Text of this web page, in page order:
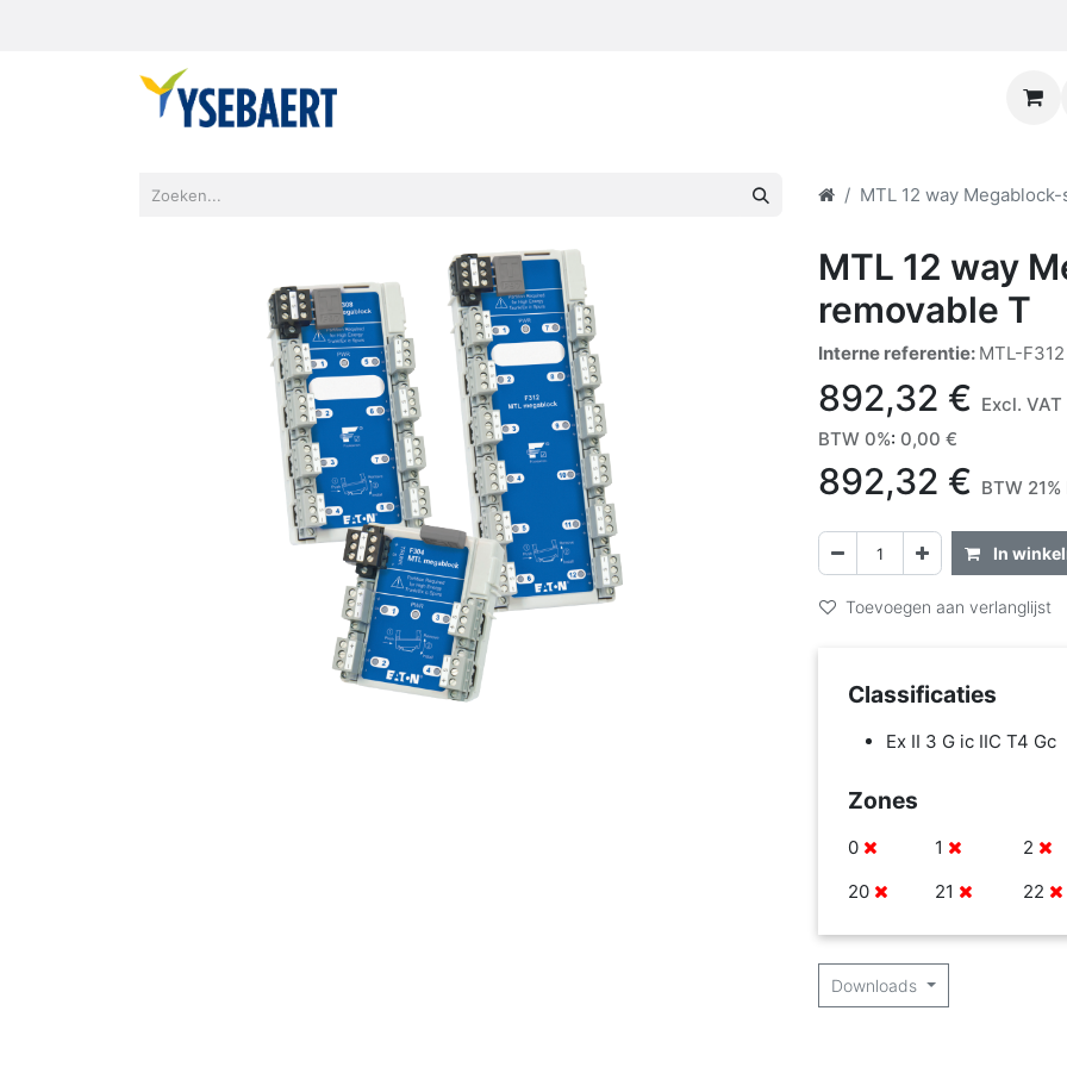
MTL 12 way
MTL 12 way
removable T
Interne referentie: MTL-F312
892,32 € Excl. VAT
BTW 0%: 0,00 €
892,32 € BTW
In
Toevoegen aan verlanglijst
Classificaties
Ex II 3 G ic IIC T4 Gc
Zones
0 1
2
20
21 22
Downloads